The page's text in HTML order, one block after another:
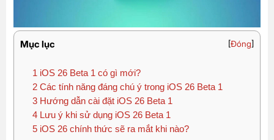
Mục lục [Đóng]
1 iOS 26 Beta 1 có gì mới?
2 Các tính năng đáng chú ý trong iOS 26 Beta 1
3 Hướng dẫn cài đặt iOS 26 Beta 1
4 Lưu ý khi sử dụng iOS 26 Beta 1
5 iOS 26 chính thức sẽ ra mắt khi nào?